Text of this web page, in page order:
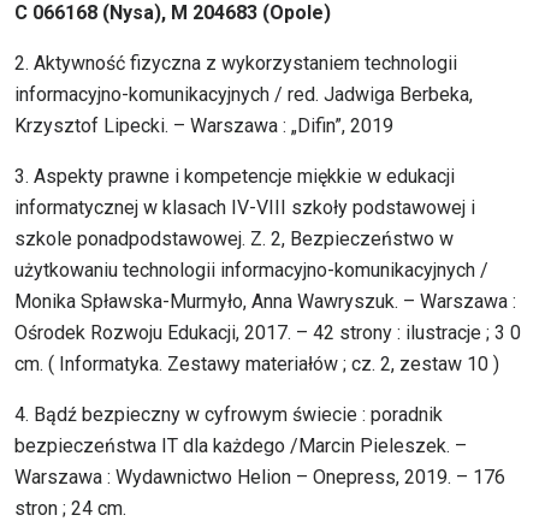
C 066168 (Nysa), M 204683 (Opole)
2. Aktywność fizyczna z wykorzystaniem technologii
informacyjno-komunikacyjnych / red. Jadwiga Berbeka,
Krzysztof Lipecki. – Warszawa : „Difin”, 2019
3. Aspekty prawne i kompetencje miękkie w edukacji
informatycznej w klasach IV-VIII szkoły podstawowej i
szkole ponadpodstawowej. Z. 2, Bezpieczeństwo w
użytkowaniu technologii informacyjno-komunikacyjnych /
Monika Spławska-Murmyło, Anna Wawryszuk. – Warszawa :
Ośrodek Rozwoju Edukacji, 2017. – 42 strony : ilustracje ; 3 0
cm. ( Informatyka. Zestawy materiałów ; cz. 2, zestaw 10 )
4. Bądź bezpieczny w cyfrowym świecie : poradnik
bezpieczeństwa IT dla każdego /Marcin Pieleszek. –
Warszawa : Wydawnictwo Helion – Onepress, 2019. – 176
stron ; 24 cm.